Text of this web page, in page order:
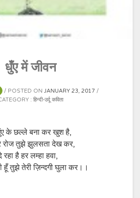
धुँए में जीवन
POSTED ONJANUARY 23, 2017
: हिन्दी-उर्दू कविता
के छल्ले बना कर खुश है,
रोज तुझे झुलसता देख कर,
है हर लम्हा हवा,
हूँ तुझे तेरी ज़िन्दगी घुला कर।।